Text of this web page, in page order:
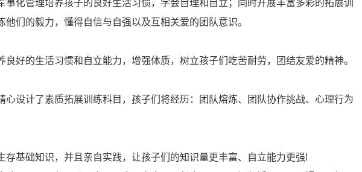
化管理培养孩子的良好生活习惯，学会自理和自立；同时开展丰富多彩的拓展训
们的毅力，懂得自信与自强以及互相关爱的团队意识。
良好的生活习惯和自立能力，增强体质，树立孩子们吃苦耐劳，团结友爱的精神。
心设计了素质拓展训练科目，孩子们将经历：团队熔炼、团队协作挑战、心理行为
存基础知识，并且亲自实践，让孩子们的知识量更丰富、自立能力更强!